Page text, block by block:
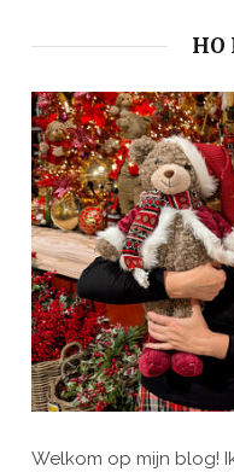
HO
Welkom op mijn blog!